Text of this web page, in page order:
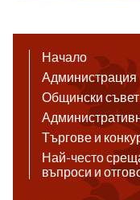
Начало
Администрация
Общински съвет
Търгове и
Най-често
въпроси и